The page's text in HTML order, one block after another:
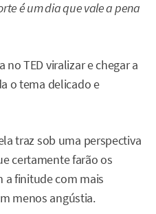
é um dia que vale a pena
TED viralizar e chegar a
o tema delicado e
traz sob uma perspectiva
certamente farão os
a finitude com mais
menos angústia.